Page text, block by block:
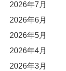
2026年7月
2026年6月
2026年5月
2026年4月
2026年3月